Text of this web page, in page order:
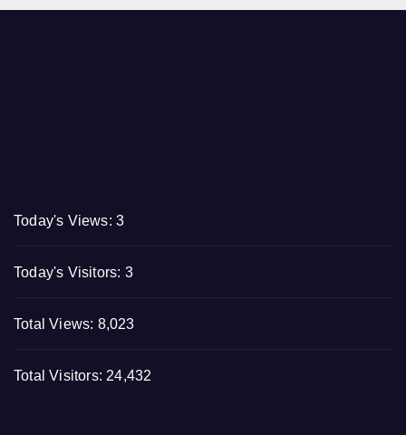
Today's Views: 3
Today's Visitors: 3
Total Views: 8,023
Total Visitors: 24,432